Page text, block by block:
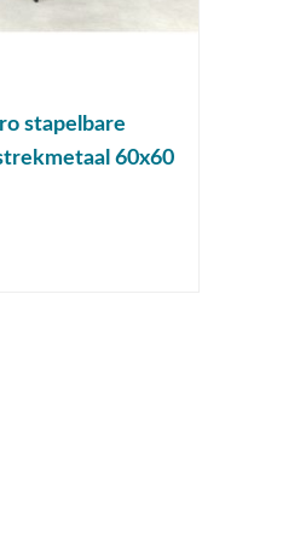
stapelbare
60x60